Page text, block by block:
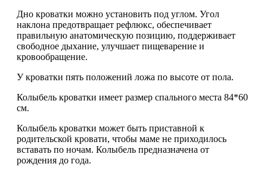
Дно кроватки можно установить под углом. Угол
наклона предотвращает рефлюкс, обеспечивает
правильную анатомическую позицию, поддерживает
свободное дыхание, улучшает пищеварение и
кровообращение.
У кроватки пять положений ложа по высоте от пола.
Колыбель кроватки имеет размер спального места 84*60
см.
Колыбель кроватки может быть приставной к
родительской кровати, чтобы маме не приходилось
вставать по ночам. Колыбель предназначена от
рождения до года.